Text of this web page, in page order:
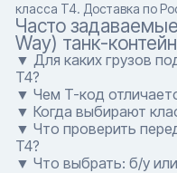
класса T4. Доставка по
Часто
Way) танк-
▼ Для каких грузов
T4?
▼ Чем T-код
▼ Когда выбирают
▼ Что проверить
T4?
▼ Что выбрать: б/у